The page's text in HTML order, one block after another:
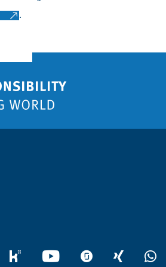
.
kununu YouTube glassdoorXING